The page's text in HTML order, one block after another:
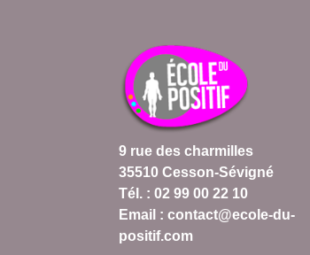
9 rue des charmilles
35510 Cesson-Sévigné
Tél. : 02 99 00 22 10
Email : contact@ecole-du-
positif.com